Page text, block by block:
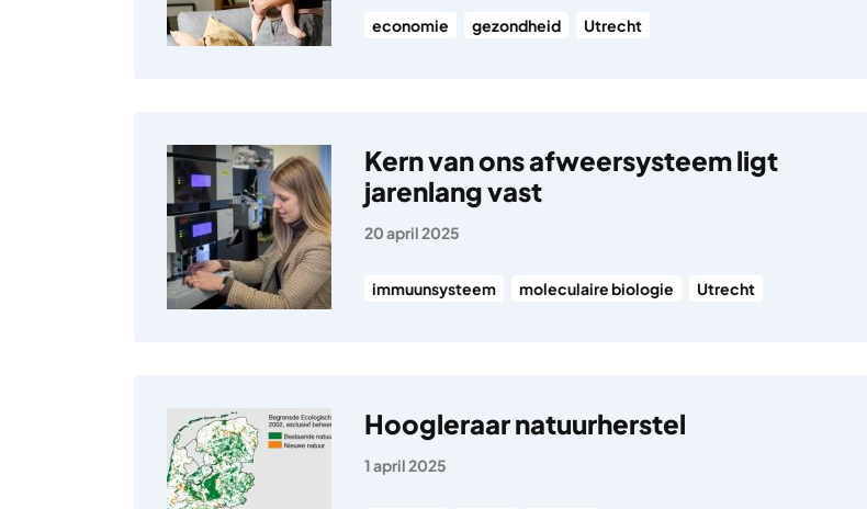
economie gezondheid Utrecht
Kern van ons afweersysteem ligt
jarenlang vast
20 april 2025
immuunsysteem moleculaire biologie Utrecht
Hoogleraar natuurherstel
1 april 2025